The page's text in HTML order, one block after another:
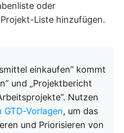
oder
Liste hinzufügen.
einkaufen” kommt
und „Projektbericht
Nutzen
GTD-Vorlagen, um das
und Priorisieren von